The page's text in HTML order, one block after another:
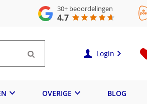
30+ beoordelingen
4.7
Login
OVERIGE BLOG